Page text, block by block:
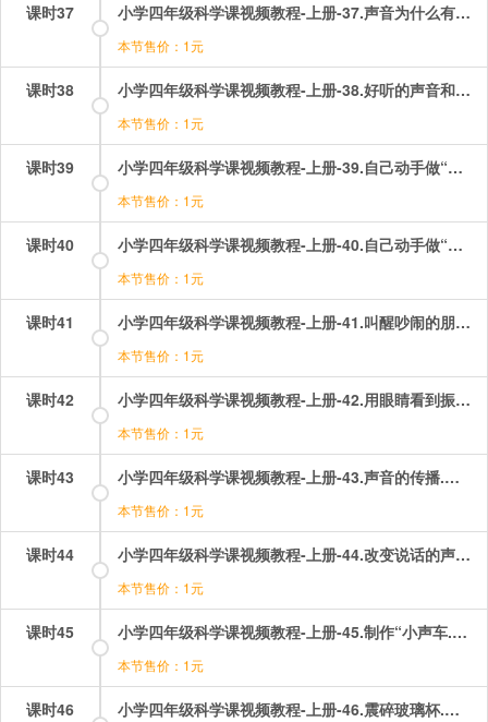
课时37 小学四年级科学课视频教程-上册-37.声音为什么有大小？.mp4
本节售价：1元
课时38 小学四年级科学课视频教程-上册-38.好听的声音和难听的声音.mp4
本节售价：1元
课时39 小学四年级科学课视频教程-上册-39.自己动手做“电话”.mp4
本节售价：1元
课时40 小学四年级科学课视频教程-上册-40.自己动手做“耳朵”.mp4
本节售价：1元
课时41 小学四年级科学课视频教程-上册-41.叫醒吵闹的朋友.mp4
本节售价：1元
课时42 小学四年级科学课视频教程-上册-42.用眼睛看到振动.mp4
本节售价：1元
课时43 小学四年级科学课视频教程-上册-43.声音的传播.mp4
本节售价：1元
课时44 小学四年级科学课视频教程-上册-44.改变说话的声音.mp4
本节售价：1元
课时45 小学四年级科学课视频教程-上册-45.制作“小声车.mp4
本节售价：1元
课时46 小学四年级科学课视频教程-上册-46.震碎玻璃杯.mp4